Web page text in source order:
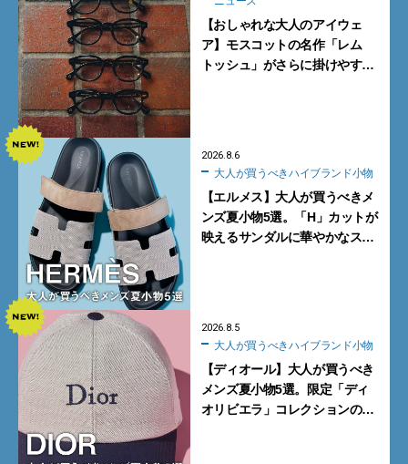
【おしゃれな大人のアイウェ
ア】モスコットの名作「レム
トッシュ」がさらに掛けやす
2026.8.6
大人が買うべきハイブランド小物
【エルメス】大人が買うべきメ
ンズ夏小物5選。「H」カットが
映えるサンダルに華やかなス
2026.8.5
大人が買うべきハイブランド小物
【ディオール】大人が買うべき
メンズ夏小物5選。限定「ディ
オリビエラ」コレクションの